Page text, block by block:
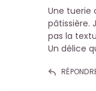
Une tuerie
pâtissière.
pas la
Un délice